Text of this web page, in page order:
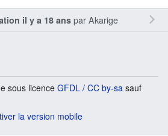
il y a 18 ansparAkarige
sous licence GFDL / CC by-sa sauf
la version mobile